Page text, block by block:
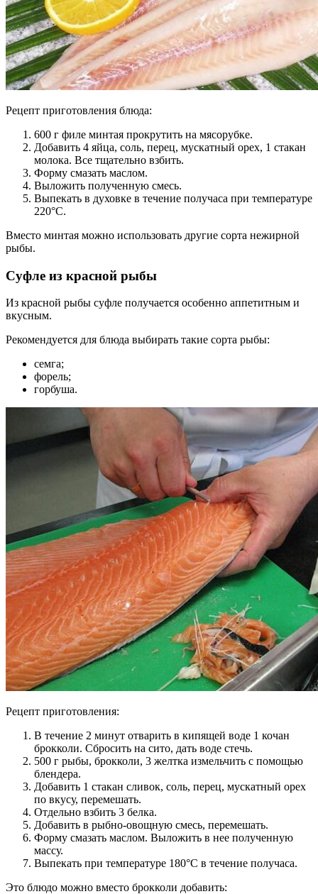
Рецепт приготовления блюда:
600 г филе минтая прокрутить на мясорубке.
Добавить 4 яйца, соль, перец, мускатный орех, 1 стакан
молока. Все тщательно взбить.
Форму смазать маслом.
Выложить полученную смесь.
Выпекать в духовке в течение получаса при температуре
220°С.
Вместо минтая можно использовать другие сорта нежирной
рыбы.
Суфле из красной рыбы
Из красной рыбы суфле получается особенно аппетитным и
вкусным.
Рекомендуется для блюда выбирать такие сорта рыбы:
семга;
форель;
горбуша.
Рецепт приготовления:
В течение 2 минут отварить в кипящей воде 1 кочан
брокколи. Сбросить на сито, дать воде стечь.
500 г рыбы, брокколи, 3 желтка измельчить с помощью
блендера.
Добавить 1 стакан сливок, соль, перец, мускатный орех
по вкусу, перемешать.
Отдельно взбить 3 белка.
Добавить в рыбно-овощную смесь, перемешать.
Форму смазать маслом. Выложить в нее полученную
массу.
Выпекать при температуре 180°С в течение получаса.
Это блюдо можно вместо брокколи добавить: